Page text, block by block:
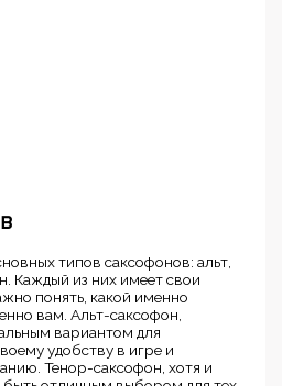
типов саксофонов: альт,
Каждый из них имеет свои
понять, какой именно
вам. Альт-саксофон,
вариантом для
удобству в игре и
Тенор-саксофон, хотя и